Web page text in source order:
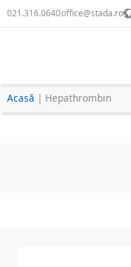
021.316.0640office@stada.ro
Acasă | Hepathrombin